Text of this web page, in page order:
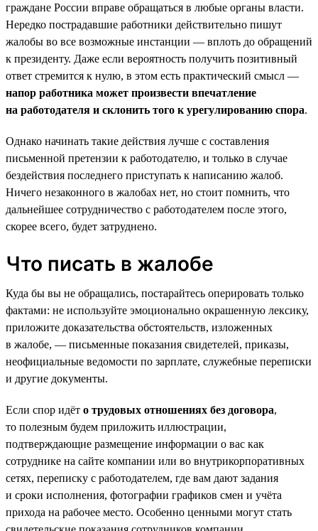
граждане России вправе обращаться в любые органы власти.
Нередко пострадавшие работники действительно пишут
жалобы во все возможные инстанции — вплоть до обращений
к президенту. Даже если вероятность получить позитивный
ответ стремится к нулю, в этом есть практический смысл —
напор работника может произвести впечатление
на работодателя и склонить того к урегулированию спора.
Однако начинать такие действия лучше с составления
письменной претензии к работодателю, и только в случае
бездействия последнего приступать к написанию жалоб.
Ничего незаконного в жалобах нет, но стоит помнить, что
дальнейшее сотрудничество с работодателем после этого,
скорее всего, будет затруднено.
Что писать в жалобе
Куда бы вы не обращались, постарайтесь оперировать только
фактами: не используйте эмоционально окрашенную лексику,
приложите доказательства обстоятельств, изложенных
в жалобе, — письменные показания свидетелей, приказы,
неофициальные ведомости по зарплате, служебные переписки
и другие документы.
Если спор идёт о трудовых отношениях без договора,
то полезным будем приложить иллюстрации,
подтверждающие размещение информации о вас как
сотруднике на сайте компании или во внутрикорпоративных
сетях, переписку с работодателем, где вам дают задания
и сроки исполнения, фотографии графиков смен и учёта
прихода на рабочее место. Особенно ценными могут стать